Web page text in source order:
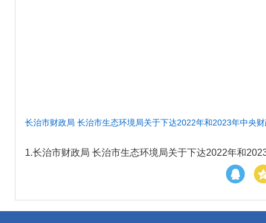
长治市财政局 长治市生态环境局关于下达2022年和2023年中央
1.长治市财政局 长治市生态环境局关于下达2022年和